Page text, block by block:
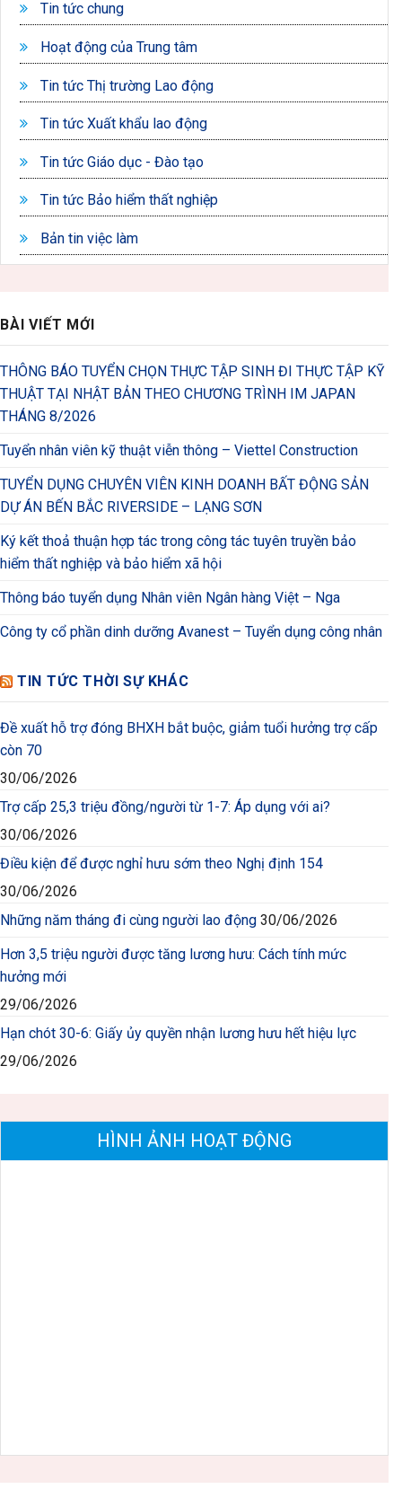
Tin tức chung
Hoạt động của Trung tâm
Tin tức Thị trường Lao động
Tin tức Xuất khẩu lao động
Tin tức Giáo dục - Đào tạo
Tin tức Bảo hiểm thất nghiệp
Bản tin việc làm
BÀI VIẾT MỚI
THÔNG BÁO TUYỂN CHỌN THỰC TẬP SINH ĐI THỰC TẬP KỸ
THUẬT TẠI NHẬT BẢN THEO CHƯƠNG TRÌNH IM JAPAN
THÁNG 8/2026
Tuyển nhân viên kỹ thuật viễn thông – Viettel Construction
TUYỂN DỤNG CHUYÊN VIÊN KINH DOANH BẤT ĐỘNG SẢN
DỰ ÁN BẾN BẮC RIVERSIDE – LẠNG SƠN
Ký kết thoả thuận hợp tác trong công tác tuyên truyền bảo
hiểm thất nghiệp và bảo hiểm xã hội
Thông báo tuyển dụng Nhân viên Ngân hàng Việt – Nga
Công ty cổ phần dinh dưỡng Avanest – Tuyển dụng công nhân
TIN TỨC THỜI SỰ KHÁC
Đề xuất hỗ trợ đóng BHXH bắt buộc, giảm tuổi hưởng trợ cấp
còn 70
30/06/2026
Trợ cấp 25,3 triệu đồng/người từ 1-7: Áp dụng với ai?
30/06/2026
Điều kiện để được nghỉ hưu sớm theo Nghị định 154
30/06/2026
Những năm tháng đi cùng người lao động 30/06/2026
Hơn 3,5 triệu người được tăng lương hưu: Cách tính mức
hưởng mới
29/06/2026
Hạn chót 30-6: Giấy ủy quyền nhận lương hưu hết hiệu lực
29/06/2026
HÌNH ẢNH HOẠT ĐỘNG